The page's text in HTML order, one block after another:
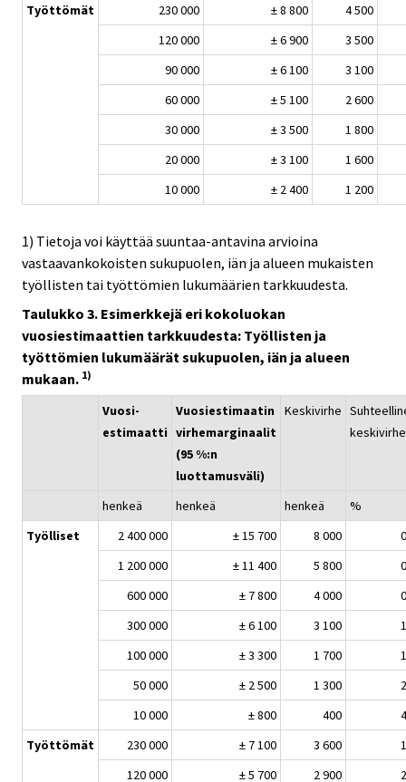
Työttömät
230 000 ± 8 800
4 500
120 000
± 6 900
3 500
90 000
± 6 100
3 100
60 000
± 5 100
2 600
30 000
± 3 500
1 800
20 000
± 3 100
1 600
10 000
± 2 400 1 200
1) Tietoja voi käyttää suuntaa-antavina arvioina
vastaavankokoisten sukupuolen, iän ja alueen mukaisten
työllisten tai työttömien lukumäärien tarkkuudesta.
Taulukko 3. Esimerkkejä eri kokoluokan
vuosiestimaattien tarkkuudesta: Työllisten ja
työttömien lukumäärät sukupuolen, iän ja alueen
mukaan. 1)
Vuosi-
estimaatti
Vuosiestimaatin
virhemarginaalit
(95 %:n
luottamusväli)
Keskivirhe
keskivirhe
henkeä henkeä henkeä
%
Työlliset
2 400 000 ± 15 700 8 000
1 200 000
± 11 400 5 800
600 000
± 7 800 4 000
300 000
± 6 100 3 100
100 000
± 3 300 1 700
50 000
± 2 500 1 300
10 000
± 800 400
Työttömät
230 000 ± 7 100 3 600
120 000
± 5 700 2 900